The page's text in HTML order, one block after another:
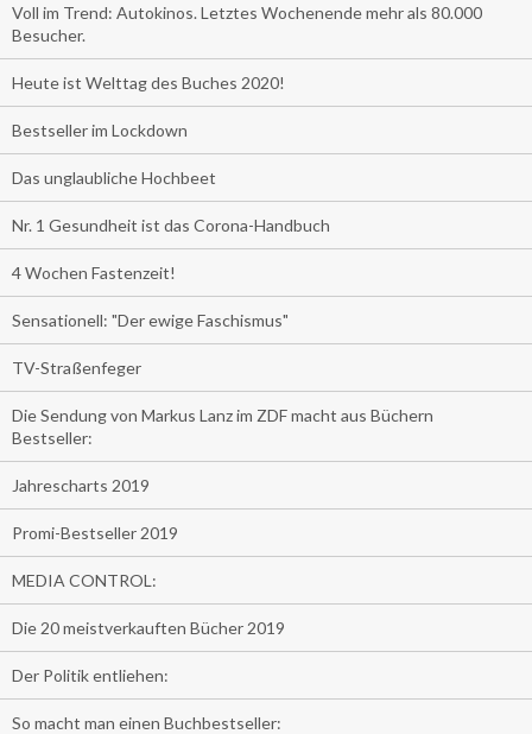
Voll im Trend: Autokinos. Letztes Wochenende mehr als 80.000
Besucher.
Heute ist Welttag des Buches 2020!
Bestseller im Lockdown
Das unglaubliche Hochbeet
Nr. 1 Gesundheit ist das Corona-Handbuch
4 Wochen Fastenzeit!
Sensationell: "Der ewige Faschismus"
TV-Straßenfeger
Die Sendung von Markus Lanz im ZDF macht aus Büchern
Bestseller:
Jahrescharts 2019
Promi-Bestseller 2019
MEDIA CONTROL:
Die 20 meistverkauften Bücher 2019
Der Politik entliehen:
So macht man einen Buchbestseller: